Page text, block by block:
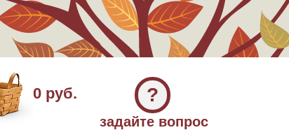
0 руб. ?
задайте вопрос